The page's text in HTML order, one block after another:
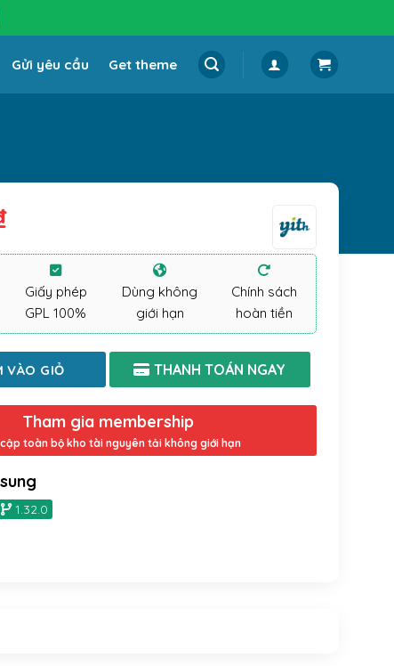
Gửi yêu cầu Get theme
Giấy phép
GPL 100%
Dùng không
giới hạn
Chính sách
hoàn tiền
VÀO GIỎ
Tham gia membership
toàn bộ kho tài nguyên tải không giới hạn
1.32.0